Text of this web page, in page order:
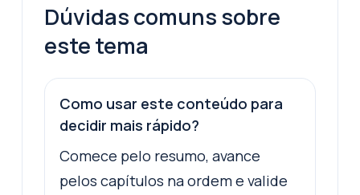
Dúvidas comuns sobre
este tema
Como usar este conteúdo para
decidir mais rápido?
Comece pelo resumo, avance
pelos capítulos na ordem e valide